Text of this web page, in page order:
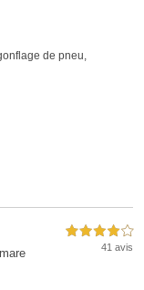
de pneu
4,0 étoiles sur 5
41 avis